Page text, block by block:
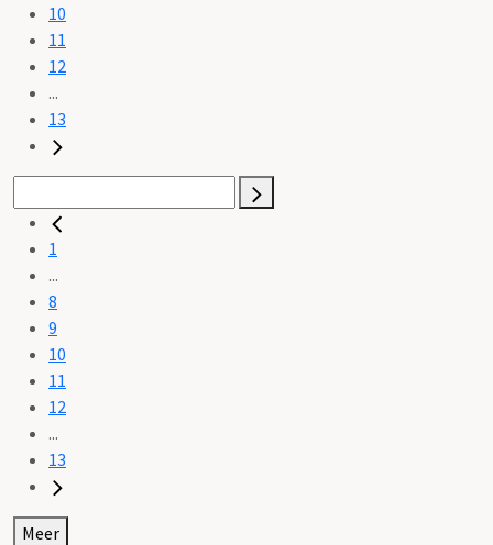
10
11
12
...
13
1
...
8
9
10
11
12
...
13
Meer